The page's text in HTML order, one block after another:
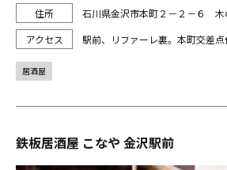
石川県金沢市本町２－２－６ 木
駅前、リファーレ裏。本町交差点
居酒屋
鉄板居酒屋 こなや 金沢駅前